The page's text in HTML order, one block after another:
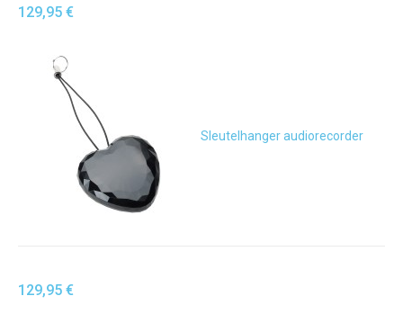
129,95 €
Sleutelhanger audiorecorder
129,95 €